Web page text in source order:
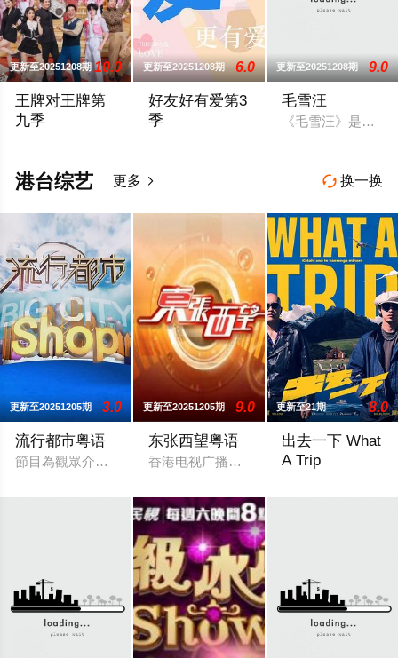
更新至20251208期 10.0
王牌对王牌第
九季
更新至20251208期 6.0
好友好有爱第3
季
更新至20251208期 9.0
毛雪汪
《毛雪汪》是一档
 换一换
港台综艺 更多 
更新至20251205期 3.0
流行都市粤语
節目為觀眾介紹時令產品、健康養生、健體運動、護膚化妝、
更新至20251205期 9.0
东张西望粤语
香港电视广播有限公司的一个娱乐及时事
更新至21期 8.0
出去一下 What
A Trip